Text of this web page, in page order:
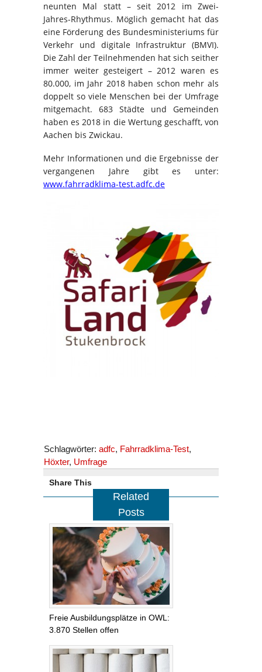
neunten Mal statt – seit 2012 im Zwei-
Jahres-Rhythmus. Möglich gemacht hat das
eine Förderung des Bundesministeriums für
Verkehr und digitale Infrastruktur (BMVI).
Die Zahl der Teilnehmenden hat sich seither
immer weiter gesteigert – 2012 waren es
80.000, im Jahr 2018 haben schon mehr als
doppelt so viele Menschen bei der Umfrage
mitgemacht. 683 Städte und Gemeinden
haben es 2018 in die Wertung geschafft, von
Aachen bis Zwickau.
Mehr Informationen und die Ergebnisse der
vergangenen Jahre gibt es unter:
www.fahrradklima-test.adfc.de
Schlagwörter: adfc, Fahrradklima-Test,
Höxter, Umfrage
Share This
Related
Posts
Freie Ausbildungsplätze in OWL:
3.870 Stellen offen